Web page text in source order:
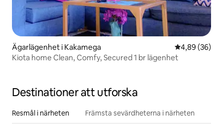
Ägarlägenhet i Kakamega 4,89 av 5 i
4,89 (36)
Kiota home Clean, Comfy, Secured 1 br lägenhet
Destinationer att utforska
Resmål i närheten Främsta sevärdheterna i närheten